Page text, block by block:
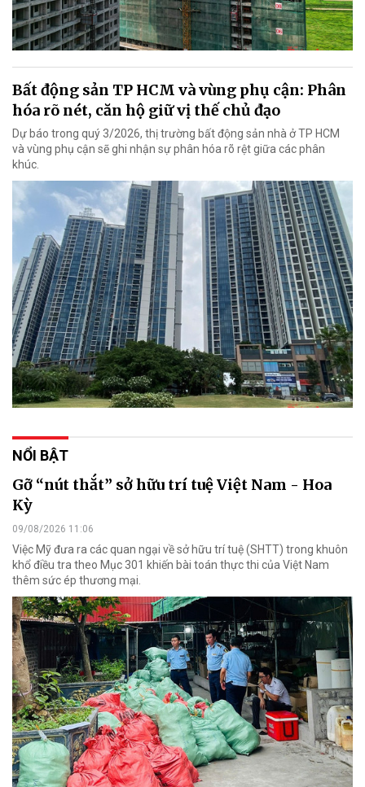
Bất động sản TP HCM và vùng phụ cận: Phân
hóa rõ nét, căn hộ giữ vị thế chủ đạo
Dự báo trong quý 3/2026, thị trường bất động sản nhà ở TP HCM
và vùng phụ cận sẽ ghi nhận sự phân hóa rõ rệt giữa các phân
khúc.
NỔI BẬT
Gỡ “nút thắt” sở hữu trí tuệ Việt Nam - Hoa
Kỳ
09/08/2026 11:06
Việc Mỹ đưa ra các quan ngại về sở hữu trí tuệ (SHTT) trong khuôn
khổ điều tra theo Mục 301 khiến bài toán thực thi của Việt Nam
thêm sức ép thương mại.